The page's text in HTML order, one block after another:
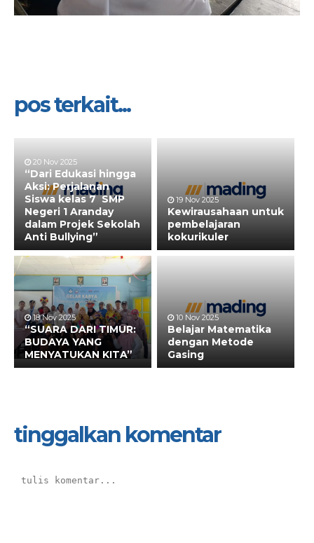
pos terkait...
20 Nov 2025
“Dari Edukasi hingga
Aksi: Perjalanan
Siswa kelas 7 SMP
Negeri 1 Aranday
dalam Projek Sekolah
Anti Bullying”
19 Nov 2025
Kewirausahaan untuk
pembelajaran
kokurikuler
18 Nov 2025
“SUARA DARI TIMUR:
BUDAYA YANG
MENYATUKAN KITA”
10 Nov 2025
Belajar Matematika
dengan Metode
Gasing
tinggalkan komentar